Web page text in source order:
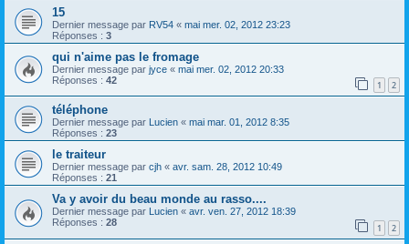
15
Dernier message par RV54 « mai mer. 02, 2012 23:23
Réponses : 3
qui n'aime pas le fromage
Dernier message par jyce « mai mer. 02, 2012 20:33
Réponses : 42 1 2
téléphone
Dernier message par Lucien « mai mar. 01, 2012 8:35
Réponses : 23
le traiteur
Dernier message par cjh « avr. sam. 28, 2012 10:49
Réponses : 21
Va y avoir du beau monde au rasso....
Dernier message par Lucien « avr. ven. 27, 2012 18:39
Réponses : 28 1 2